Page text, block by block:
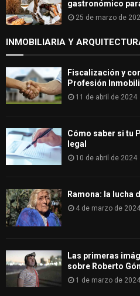
gastronómico
25 de marzo de
INMOBILIARIA Y
Fiscalización y
Profesión
11 de abril de 2024
Cómo saber si tu
legal
10 de abril de 2024
Ramona: la lucha
4 de marzo de 2024
Las primeras
sobre Roberto
1 de marzo de 2024